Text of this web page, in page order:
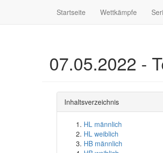
Startseite Wettkämpfe
07.05.2022 -
Inhaltsverzeichnis
HL männlich
HL weiblich
HB männlich